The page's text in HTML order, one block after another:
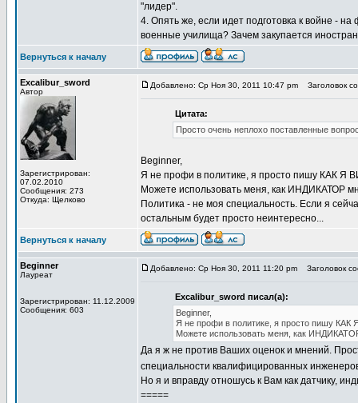
"лидер".
4. Опять же, если идет подготовка к войне -
военные училища? Зачем закупается
Вернуться к началу
Excalibur_sword
Автор
Зарегистрирован:
07.02.2010
Сообщения: 273
Откуда: Щелково
Добавлено: Ср Ноя 30, 2011 10:47 pm Заголовок
Цитата:
Просто очень неплохо поставленные
Beginner,
Я не профи в политике, я просто пишу КАК Я
Можете использовать меня, как ИНДИКАТОР
Политика - не моя специальность. Если я
остальным будет просто неинтересно...
Вернуться к началу
Beginner
Лауреат
Зарегистрирован: 11.12.2009
Сообщения: 603
Добавлено: Ср Ноя 30, 2011 11:20 pm Заголовок
Excalibur_sword писал(а):
Beginner,
Я не профи в политике, я просто пишу КАК
Можете использовать меня, как
Да я ж не против Ваших оценок и мнений.
специальности квалифицированных
Но я и вправду отношусь к Вам как датчику,
=====